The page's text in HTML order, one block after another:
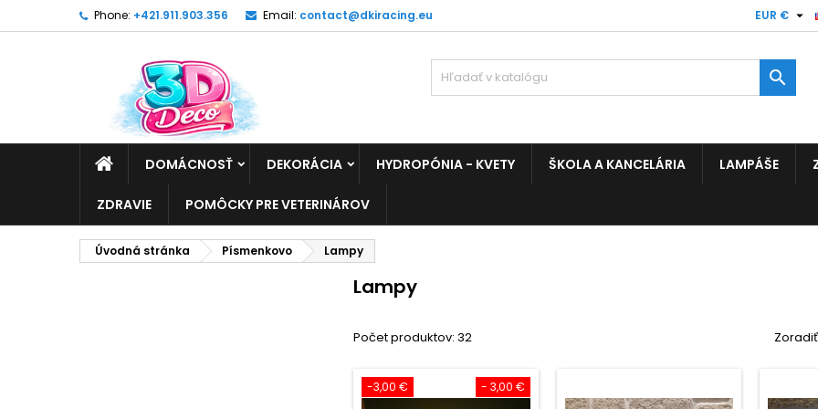
Phone: +421.911.903.356 Email: contact@dkiracing.eu EUR € 

DOMÁCNOSŤ DEKORÁCIA HYDROPÓNIA - KVETY ŠKOLA A KANCELÁRIA LAMPÁŠE
ZDRAVIE POMÔCKY PRE VETERINÁROV
Úvodná stránka Písmenkovo Lampy
Lampy
Počet produktov: 32
- 3,00 €
-3,00 €